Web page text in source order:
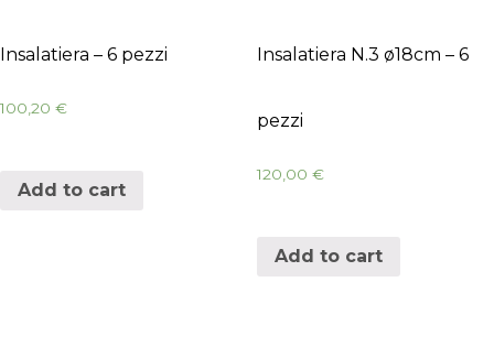
Insalatiera – 6 pezzi
100,20 €
Add to cart
Insalatiera N.3 ø18cm – 6
pezzi
120,00 €
Add to cart